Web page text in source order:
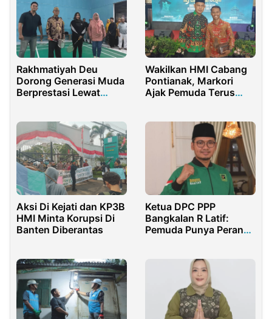
Rakhmatiyah Deu
Dorong Generasi Muda
Berprestasi Lewat
Wakilkan HMI Cabang
Pontianak, Markori
Ajak Pemuda Terus
Aksi Di Kejati dan KP3B
HMI Minta Korupsi Di
Banten Diberantas
Ketua DPC PPP
Bangkalan R Latif:
Pemuda Punya Peran